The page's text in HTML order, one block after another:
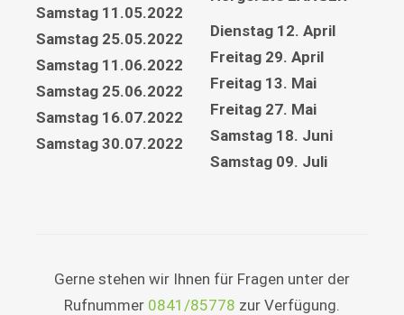
Samstag 11.05.2022
Samstag 25.05.2022
Samstag 11.06.2022
Samstag 25.06.2022
Samstag 16.07.2022
Samstag 30.07.2022
Dienstag 12. April
Freitag 29. April
Freitag 13. Mai
Freitag 27. Mai
Samstag 18. Juni
Samstag 09. Juli
Gerne stehen wir Ihnen für Fragen unter der
Rufnummer 0841/85778 zur Verfügung.